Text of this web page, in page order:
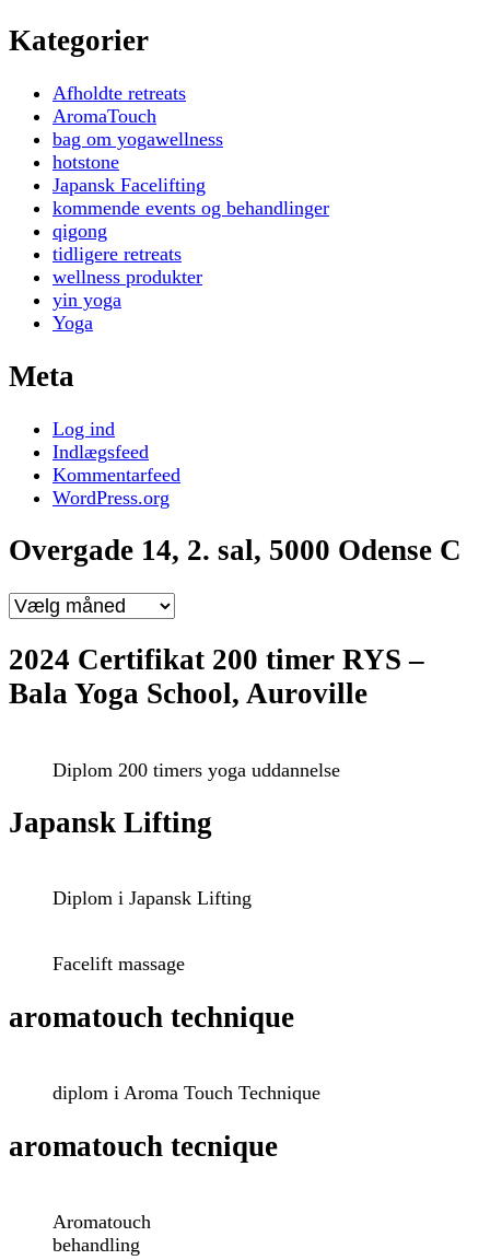
Kategorier
Afholdte retreats
AromaTouch
bag om yogawellness
hotstone
Japansk Facelifting
kommende events og behandlinger
qigong
tidligere retreats
wellness produkter
yin yoga
Yoga
Meta
Log ind
Indlægsfeed
Kommentarfeed
WordPress.org
Overgade 14, 2. sal, 5000 Odense C
Overgade
14,
2.
sal,
5000
2024 Certifikat 200 timer RYS –
Bala Yoga School, Auroville
Diplom 200 timers yoga uddannelse
Japansk Lifting
Diplom i Japansk Lifting
Facelift massage
aromatouch technique
diplom i Aroma Touch Technique
aromatouch tecnique
Aromatouch
behandling